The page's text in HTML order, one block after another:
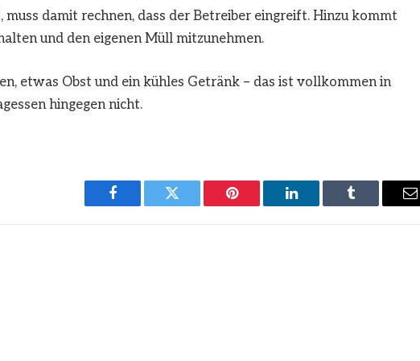
damit rechnen, dass der Betreiber eingreift. Hinzu kommt
und den eigenen Müll mitzunehmen.
etwas Obst und ein kühles Getränk – das ist vollkommen in
hingegen nicht.
Facebook Twitter Pinterest LinkedIn Tumblr